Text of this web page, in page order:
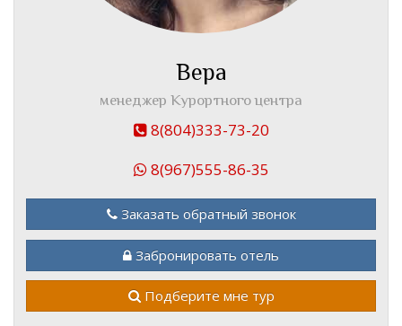
Вера
менеджер Курортного центра
8(804)333-73-20
8(967)555-86-35
Заказать обратный звонок
Забронировать отель
Подберите мне тур